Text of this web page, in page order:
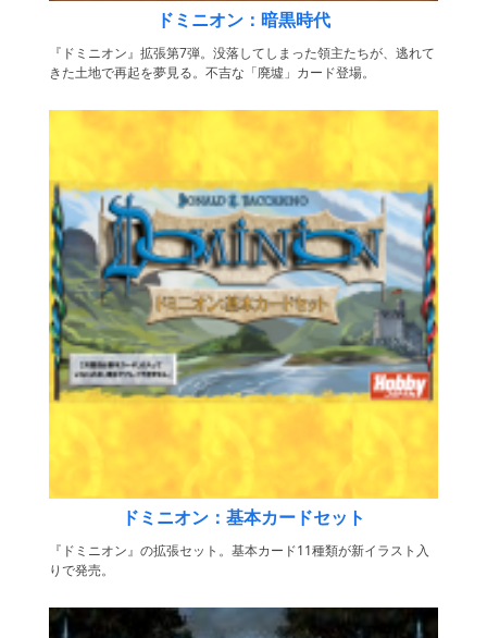
ドミニオン：暗黒時代
『ドミニオン』拡張第7弾。没落してしまった領主たちが、逃れて
きた土地で再起を夢見る。不吉な「廃墟」カード登場。
ドミニオン：基本カードセット
『ドミニオン』の拡張セット。基本カード11種類が新イラスト入
りで発売。